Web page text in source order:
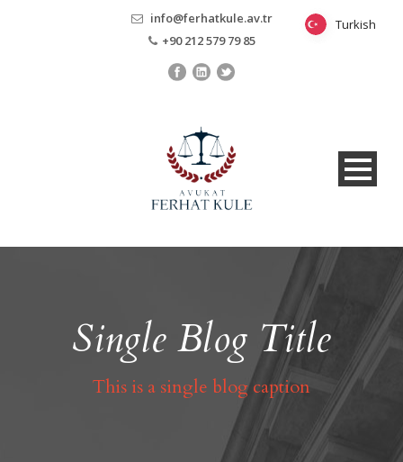
info@ferhatkule.av.tr
+90 212 579 79 85
Single Blog Title
This is a single blog caption
Turkish
Turkish